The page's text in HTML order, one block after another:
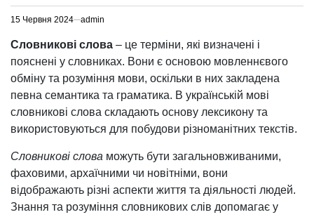
15 Червня 2024 admin
Словникові слова – це терміни, які визначені і
пояснені у словниках. Вони є основою мовленнєвого
обміну та розуміння мови, оскільки в них закладена
певна семантика та граматика. В українській мові
словникові слова складають основу лексикону та
використовуються для побудови різноманітних текстів.
Словникові слова можуть бути загальновживаними,
фаховими, архаїчними чи новітніми, вони
відображають різні аспекти життя та діяльності людей.
Знання та розуміння словникових слів допомагає у